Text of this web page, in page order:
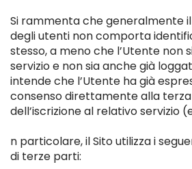
Si rammenta che generalmente
degli utenti non comporta
stesso, a meno che l’Utente non
servizio e non sia anche già
intende che l’Utente ha già
consenso direttamente alla
dell’iscrizione al relativo servizio
n particolare, il Sito utilizza i
di terze parti: